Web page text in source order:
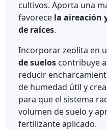
cultivos. Aporta una
favorece la aireación
de raíces.
Incorporar zeolita en
de suelos contribuye
reducir
de humedad útil y
para que el sistema
volumen de suelo y
fertilizante aplicado.